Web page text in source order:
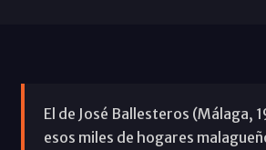
El de José Ballesteros (Málaga,
esos miles de hogares